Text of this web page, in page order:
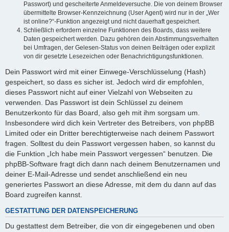
Passwort) und gescheiterte Anmeldeversuche. Die von deinem Browser
übermittelte Browser-Kennzeichnung (User Agent) wird nur in der „Wer
ist online?“-Funktion angezeigt und nicht dauerhaft gespeichert.
Schließlich erfordern einzelne Funktionen des Boards, dass weitere
Daten gespeichert werden. Dazu gehören dein Abstimmungsverhalten
bei Umfragen, der Gelesen-Status von deinen Beiträgen oder explizit
von dir gesetzte Lesezeichen oder Benachrichtigungsfunktionen.
Dein Passwort wird mit einer Einwege-Verschlüsselung (Hash)
gespeichert, so dass es sicher ist. Jedoch wird dir empfohlen,
dieses Passwort nicht auf einer Vielzahl von Webseiten zu
verwenden. Das Passwort ist dein Schlüssel zu deinem
Benutzerkonto für das Board, also geh mit ihm sorgsam um.
Insbesondere wird dich kein Vertreter des Betreibers, von phpBB
Limited oder ein Dritter berechtigterweise nach deinem Passwort
fragen. Solltest du dein Passwort vergessen haben, so kannst du
die Funktion „Ich habe mein Passwort vergessen“ benutzen. Die
phpBB-Software fragt dich dann nach deinem Benutzernamen und
deiner E-Mail-Adresse und sendet anschließend ein neu
generiertes Passwort an diese Adresse, mit dem du dann auf das
Board zugreifen kannst.
GESTATTUNG DER DATENSPEICHERUNG
Du gestattest dem Betreiber, die von dir eingegebenen und oben